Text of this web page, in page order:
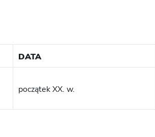
DATA
początek XX. w.